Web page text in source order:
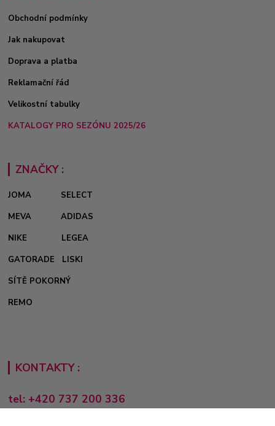
Obchodní podmínky
Jak nakupovat
Doprava a platba
Reklamační řád
Velikostní tabulky
KATALOGY PRO SEZÓNU 2025/26
ZNAČKY :
JOMA
SELECT
MEVA
ADIDAS
NIKE
LEGEA
GATORADE
LISKI
SÍTĚ POKORNÝ
REMO
KONTAKTY :
tel: +420 737 200 336
Pondělí-Pátek: 8 - 17 hodin